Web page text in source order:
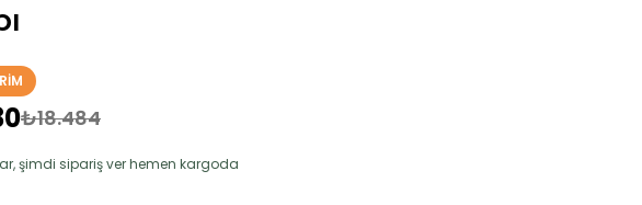
₺18.484
şimdi sipariş ver hemen kargoda